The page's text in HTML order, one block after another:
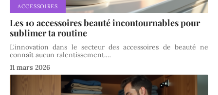
ACCESSOIRES
Les 10 accessoires beauté incontournables pour
sublimer ta routine
L'innovation dans le secteur des accessoires de beauté ne
connaît aucun ralentissement.…
11 mars 2026